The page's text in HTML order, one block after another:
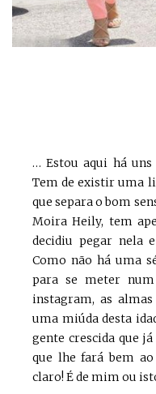
… Estou aqui há uns
Tem de existir uma
que separa o bom
Moira Heily, tem
decidiu pegar nela
Como não há uma
para se meter
instagram, as
uma miúda desta
gente crescida que
que lhe fará bem
claro! É de mim ou